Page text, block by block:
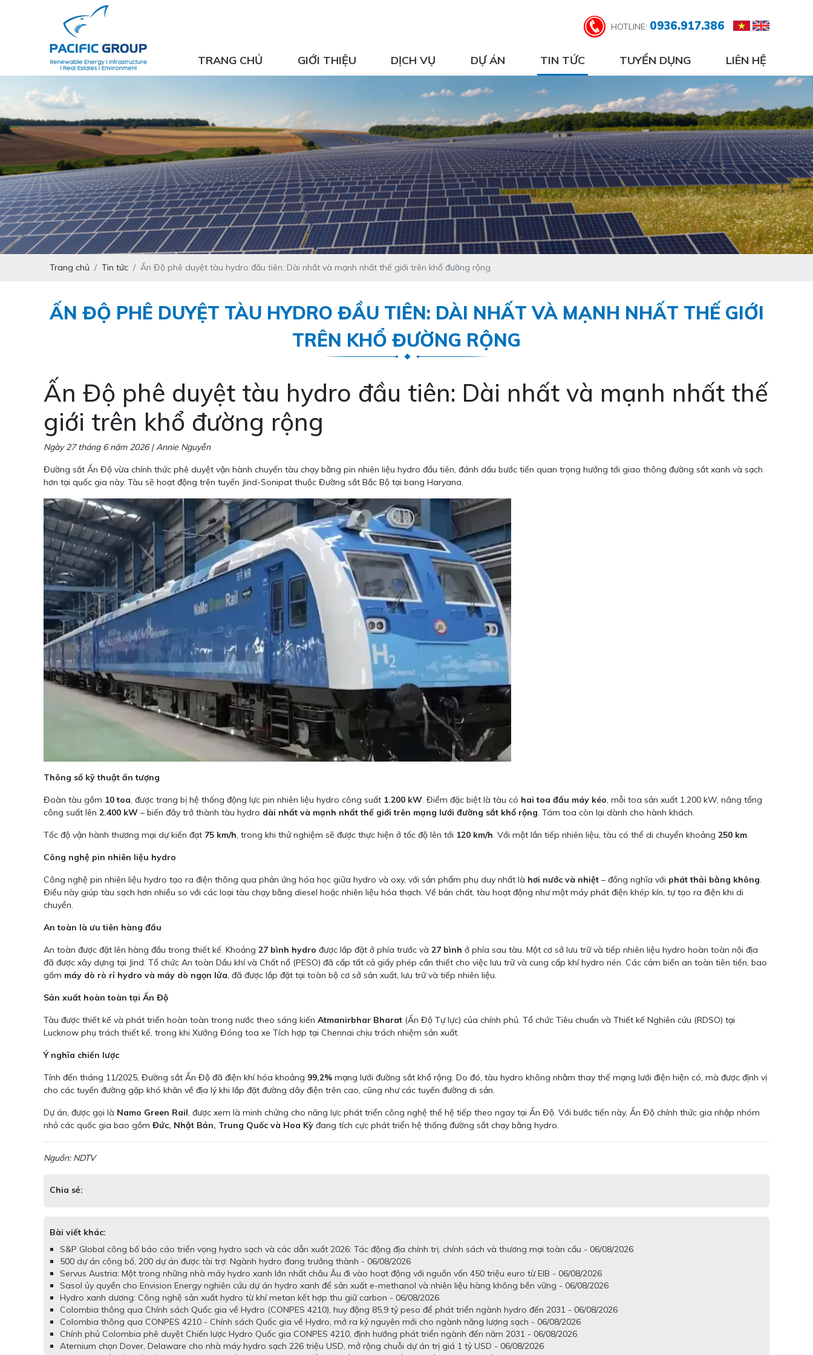
HOTLINE: 0936.917.386
TRANG CHỦ GIỚI THIỆU DỊCH VỤ DỰ ÁN TIN TỨC TUYỂN DỤNG LIÊN HỆ
Trang chủ Tin tức Ấn Độ phê duyệt tàu hydro đầu tiên: Dài nhất và mạnh nhất thế giới trên khổ đường rộng
ẤN ĐỘ PHÊ DUYỆT TÀU HYDRO ĐẦU TIÊN: DÀI NHẤT VÀ MẠNH NHẤT THẾ GIỚI
TRÊN KHỔ ĐƯỜNG RỘNG
Ấn Độ phê duyệt tàu hydro đầu tiên: Dài nhất và mạnh nhất thế
giới trên khổ đường rộng
Ngày 27 tháng 6 năm 2026 | Annie Nguyễn
Đường sắt Ấn Độ vừa chính thức phê duyệt vận hành chuyến tàu chạy bằng pin nhiên liệu hydro đầu tiên, đánh dấu bước tiến quan trọng hướng tới giao thông đường sắt xanh và sạch
hơn tại quốc gia này. Tàu sẽ hoạt động trên tuyến Jind-Sonipat thuộc Đường sắt Bắc Bộ tại bang Haryana.
Thông số kỹ thuật ấn tượng
Đoàn tàu gồm 10 toa, được trang bị hệ thống động lực pin nhiên liệu hydro công suất 1.200 kW. Điểm đặc biệt là tàu có hai toa đầu máy kéo, mỗi toa sản xuất 1.200 kW, nâng tổng
công suất lên 2.400 kW – biến đây trở thành tàu hydro dài nhất và mạnh nhất thế giới trên mạng lưới đường sắt khổ rộng. Tám toa còn lại dành cho hành khách.
Tốc độ vận hành thương mại dự kiến đạt 75 km/h, trong khi thử nghiệm sẽ được thực hiện ở tốc độ lên tới 120 km/h. Với một lần tiếp nhiên liệu, tàu có thể di chuyển khoảng 250 km.
Công nghệ pin nhiên liệu hydro
Công nghệ pin nhiên liệu hydro tạo ra điện thông qua phản ứng hóa học giữa hydro và oxy, với sản phẩm phụ duy nhất là hơi nước và nhiệt – đồng nghĩa với phát thải bằng không.
Điều này giúp tàu sạch hơn nhiều so với các loại tàu chạy bằng diesel hoặc nhiên liệu hóa thạch. Về bản chất, tàu hoạt động như một máy phát điện khép kín, tự tạo ra điện khi di
chuyển.
An toàn là ưu tiên hàng đầu
An toàn được đặt lên hàng đầu trong thiết kế. Khoảng 27 bình hydro được lắp đặt ở phía trước và 27 bình ở phía sau tàu. Một cơ sở lưu trữ và tiếp nhiên liệu hydro hoàn toàn nội địa
đã được xây dựng tại Jind. Tổ chức An toàn Dầu khí và Chất nổ (PESO) đã cấp tất cả giấy phép cần thiết cho việc lưu trữ và cung cấp khí hydro nén. Các cảm biến an toàn tiên tiến, bao
gồm máy dò rò rỉ hydro và máy dò ngọn lửa, đã được lắp đặt tại toàn bộ cơ sở sản xuất, lưu trữ và tiếp nhiên liệu.
Sản xuất hoàn toàn tại Ấn Độ
Tàu được thiết kế và phát triển hoàn toàn trong nước theo sáng kiến Atmanirbhar Bharat (Ấn Độ Tự lực) của chính phủ. Tổ chức Tiêu chuẩn và Thiết kế Nghiên cứu (RDSO) tại
Lucknow phụ trách thiết kế, trong khi Xưởng Đóng toa xe Tích hợp tại Chennai chịu trách nhiệm sản xuất.
Ý nghĩa chiến lược
Tính đến tháng 11/2025, Đường sắt Ấn Độ đã điện khí hóa khoảng 99,2% mạng lưới đường sắt khổ rộng. Do đó, tàu hydro không nhằm thay thế mạng lưới điện hiện có, mà được định vị
cho các tuyến đường gặp khó khăn về địa lý khi lắp đặt đường dây điện trên cao, cũng như các tuyến đường di sản.
Dự án, được gọi là Namo Green Rail, được xem là minh chứng cho năng lực phát triển công nghệ thế hệ tiếp theo ngay tại Ấn Độ. Với bước tiến này, Ấn Độ chính thức gia nhập nhóm
nhỏ các quốc gia bao gồm Đức, Nhật Bản, Trung Quốc và Hoa Kỳ đang tích cực phát triển hệ thống đường sắt chạy bằng hydro.
Nguồn: NDTV
Chia sẻ:
Bài viết khác:
S&P Global công bố báo cáo triển vọng hydro sạch và các dẫn xuất 2026: Tác động địa chính trị, chính sách và thương mại toàn cầu - 06/08/2026
500 dự án công bố, 200 dự án được tài trợ: Ngành hydro đang trưởng thành - 06/08/2026
Servus Austria: Một trong những nhà máy hydro xanh lớn nhất châu Âu đi vào hoạt động với nguồn vốn 450 triệu euro từ EIB - 06/08/2026
Sasol ủy quyền cho Envision Energy nghiên cứu dự án hydro xanh để sản xuất e-methanol và nhiên liệu hàng không bền vững - 06/08/2026
Hydro xanh dương: Công nghệ sản xuất hydro từ khí metan kết hợp thu giữ carbon - 06/08/2026
Colombia thông qua Chính sách Quốc gia về Hydro (CONPES 4210), huy động 85,9 tỷ peso để phát triển ngành hydro đến 2031 - 06/08/2026
Colombia thông qua CONPES 4210 - Chính sách Quốc gia về Hydro, mở ra kỷ nguyên mới cho ngành năng lượng sạch - 06/08/2026
Chính phủ Colombia phê duyệt Chiến lược Hydro Quốc gia CONPES 4210, định hướng phát triển ngành đến năm 2031 - 06/08/2026
Aternium chọn Dover, Delaware cho nhà máy hydro sạch 226 triệu USD, mở rộng chuỗi dự án trị giá 1 tỷ USD - 06/08/2026